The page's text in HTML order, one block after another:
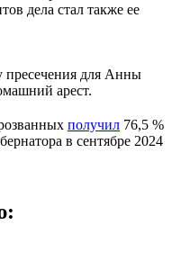
дела стал также ее
пресечения для Анны
арест.
получил 76,5 %
в сентябре 2024